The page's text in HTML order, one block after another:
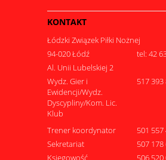
KONTAKT
Łódzki Związek Piłki Nożnej
94-020 Łódź
tel: 42
Al. Unii Lubelskiej 2
Wydz. Gier i
Ewidencji/Wydz.
Dyscypliny/Kom. Lic.
Klub
517 393
Trener koordynator
501 557
Sekretariat
507 178
Księgowość
506 520